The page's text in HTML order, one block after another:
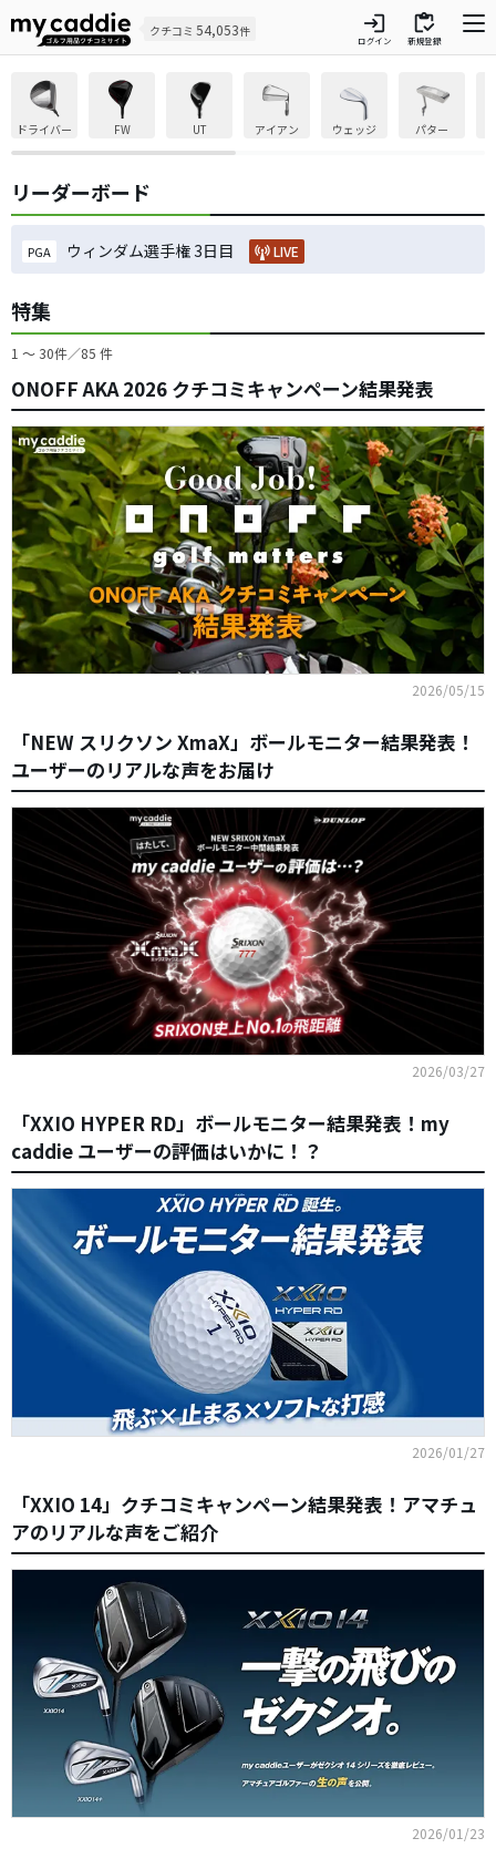
クチコミ 54,053件 login
ログイン
inventory
新規登録
ドライバー FW UT アイアン ウェッジ パター
リーダーボード
PGA ウィンダム選手権 3日目 LIVE
特集
1 ～ 30件／85 件
ONOFF AKA 2026 クチコミキャンペーン結果発表
2026/05/15
「NEW スリクソン XmaX」ボールモニター結果発表！
ユーザーのリアルな声をお届け
2026/03/27
「XXIO HYPER RD」ボールモニター結果発表！my
caddie ユーザーの評価はいかに！？
2026/01/27
「XXIO 14」クチコミキャンペーン結果発表！アマチュ
アのリアルな声をご紹介
2026/01/23